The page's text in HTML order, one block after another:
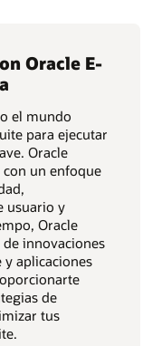
Oracle E-
el mundo
para ejecutar
Oracle
un enfoque
usuario y
Oracle
innovaciones
aplicaciones
de
tus